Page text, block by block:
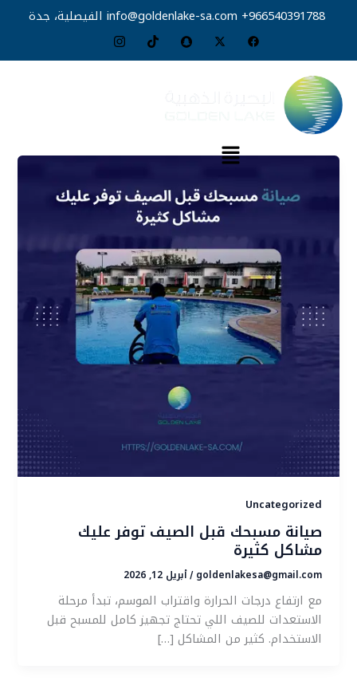
966540391788+
info@goldenlake-sa.com الفيصلية، جدة
القائمة
Uncategorized
صيانة مسبحك قبل الصيف توفر عليك
مشاكل كثيرة
goldenlakesa@gmail.com
/أبريل 12, 2026
مع ارتفاع درجات الحرارة واقتراب الموسم، تبدأ مرحلة
الاستعدات للصيف اللي تحتاج تجهيز كامل للمسبح قبل
الاستخدام. كثير من المشاكل […]